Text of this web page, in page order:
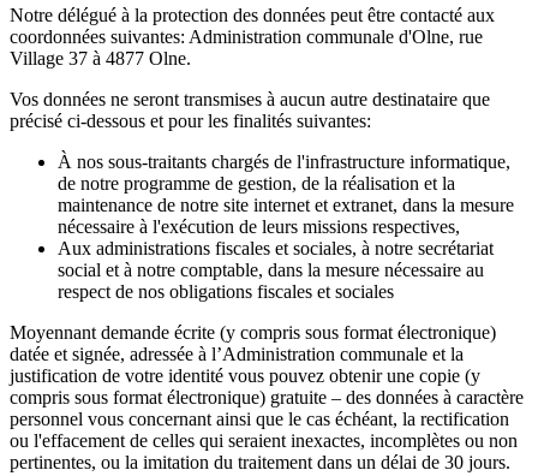
Notre délégué à la protection des données peut être contacté aux
coordonnées suivantes: Administration communale d'Olne, rue
Village 37 à 4877 Olne.
Vos données ne seront transmises à aucun autre destinataire que
précisé ci-dessous et pour les finalités suivantes:
À nos sous-traitants chargés de l'infrastructure informatique,
de notre programme de gestion, de la réalisation et la
maintenance de notre site internet et extranet, dans la mesure
nécessaire à l'exécution de leurs missions respectives,
Aux administrations fiscales et sociales, à notre secrétariat
social et à notre comptable, dans la mesure nécessaire au
respect de nos obligations fiscales et sociales
Moyennant demande écrite (y compris sous format électronique)
datée et signée, adressée à l’Administration communale et la
justification de votre identité vous pouvez obtenir une copie (y
compris sous format électronique) gratuite – des données à caractère
personnel vous concernant ainsi que le cas échéant, la rectification
ou l'effacement de celles qui seraient inexactes, incomplètes ou non
pertinentes, ou la imitation du traitement dans un délai de 30 jours.